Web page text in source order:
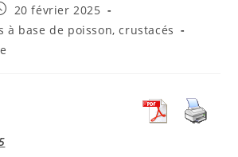
:
20 février 2025
à base de poisson, crustacés